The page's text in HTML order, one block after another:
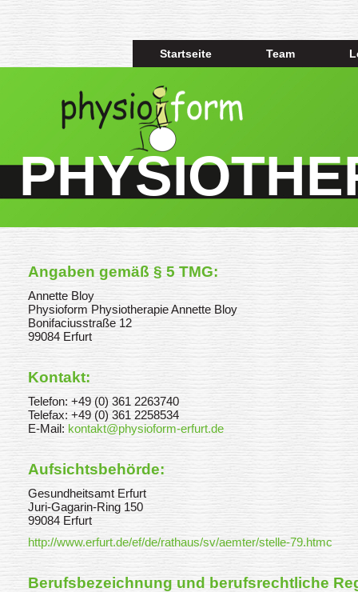
Startseite Team
Angaben gemäß § 5 TMG:
Annette Bloy
Physioform Physiotherapie Annette Bloy
Bonifaciusstraße 12
99084 Erfurt
Kontakt:
Telefon: +49 (0) 361 2263740
Telefax: +49 (0) 361 2258534
E-Mail: kontakt@physioform-erfurt.de
Aufsichtsbehörde:
Gesundheitsamt Erfurt
Juri-Gagarin-Ring 150
99084 Erfurt
http://www.erfurt.de/ef/de/rathaus/sv/aemter/stelle-79.htmc
Berufsbezeichnung und berufsrechtliche